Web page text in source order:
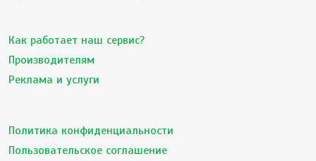
Как работает наш сервис?
Производителям
Реклама и услуги
Политика конфиденциальности
Пользовательское соглашение